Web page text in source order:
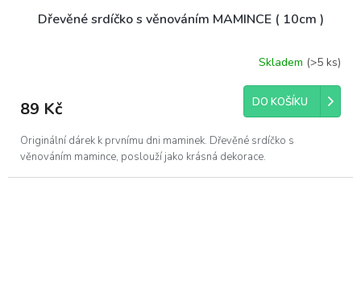
Dřevěné srdíčko s věnováním MAMINCE ( 10cm )
Skladem (>5 ks)
89 Kč DO KOŠÍKU
Originální dárek k prvnímu dni maminek. Dřevěné srdíčko s
věnováním mamince, poslouží jako krásná dekorace.